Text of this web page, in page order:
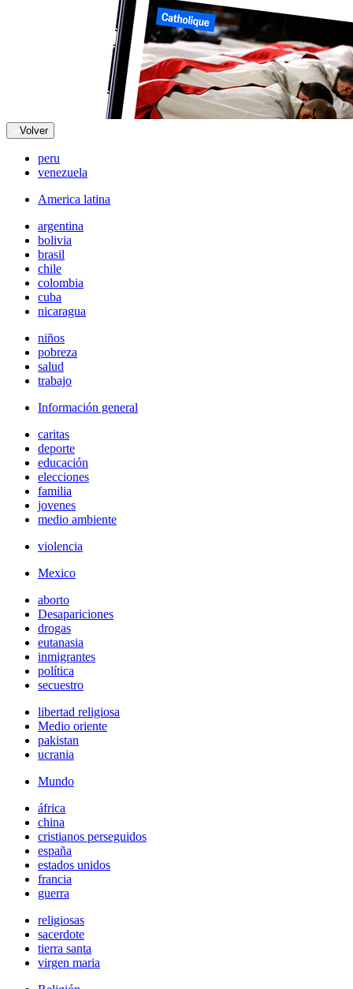
Volver
peru
venezuela
America latina
argentina
bolivia
brasil
chile
colombia
cuba
nicaragua
niños
pobreza
salud
trabajo
Información general
caritas
deporte
educación
elecciones
familia
jovenes
medio ambiente
violencia
Mexico
aborto
Desapariciones
drogas
eutanasia
inmigrantes
política
secuestro
libertad religiosa
Medio oriente
pakistan
ucrania
Mundo
áfrica
china
cristianos perseguidos
españa
estados unidos
francia
guerra
religiosas
sacerdote
tierra santa
virgen maria